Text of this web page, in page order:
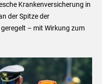
Krankenversicherung in
der Spitze der
– mit Wirkung zum